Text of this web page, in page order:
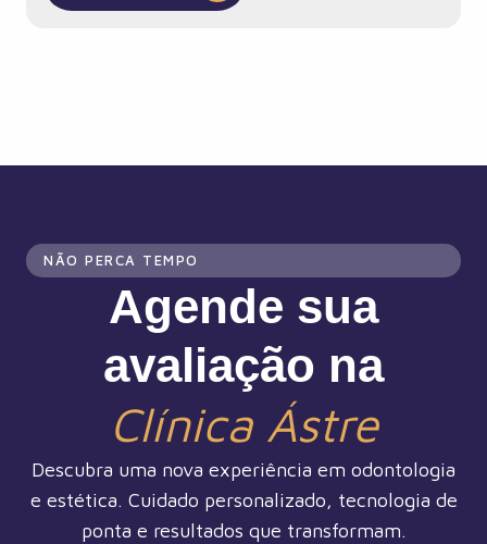
NÃO PERCA TEMPO
Agende sua
avaliação na
Clínica Ástre
Descubra uma nova experiência em odontologia
e estética. Cuidado personalizado, tecnologia de
ponta e resultados que transformam.